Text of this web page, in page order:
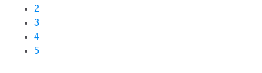
2
3
4
5